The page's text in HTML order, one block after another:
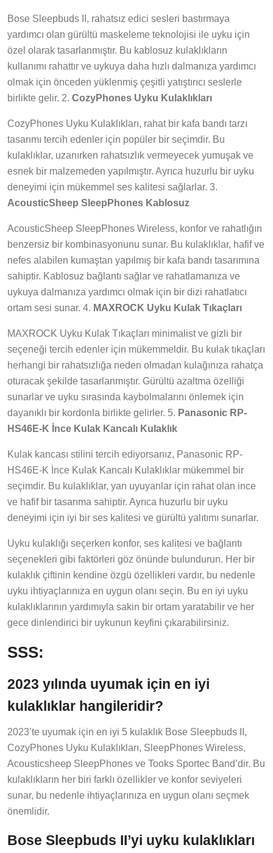
Bose Sleepbuds II, rahatsız edici sesleri bastırmaya
yardımcı olan gürültü maskeleme teknolojisi ile uyku için
özel olarak tasarlanmıştır. Bu kablosuz kulaklıkların
kullanımı rahattır ve uykuya daha hızlı dalmanıza yardımcı
olmak için önceden yüklenmiş çeşitli yatıştırıcı seslerle
birlikte gelir. 2. CozyPhones Uyku Kulaklıkları
CozyPhones Uyku Kulaklıkları, rahat bir kafa bandı tarzı
tasarımı tercih edenler için popüler bir seçimdir. Bu
kulaklıklar, uzanırken rahatsızlık vermeyecek yumuşak ve
esnek bir malzemeden yapılmıştır. Ayrıca huzurlu bir uyku
deneyimi için mükemmel ses kalitesi sağlarlar. 3.
AcousticSheep SleepPhones Kablosuz
AcousticSheep SleepPhones Wireless, konfor ve rahatlığın
benzersiz bir kombinasyonunu sunar. Bu kulaklıklar, hafif ve
nefes alabilen kumaştan yapılmış bir kafa bandı tasarımına
sahiptir. Kablosuz bağlantı sağlar ve rahatlamanıza ve
uykuya dalmanıza yardımcı olmak için bir dizi rahatlatıcı
ortam sesi sunar. 4. MAXROCK Uyku Kulak Tıkaçları
MAXROCK Uyku Kulak Tıkaçları minimalist ve gizli bir
seçeneği tercih edenler için mükemmeldir. Bu kulak tıkaçları
herhangi bir rahatsızlığa neden olmadan kulağınıza rahatça
oturacak şekilde tasarlanmıştır. Gürültü azaltma özelliği
sunarlar ve uyku sırasında kaybolmalarını önlemek için
dayanıklı bir kordonla birlikte gelirler. 5. Panasonic RP-
HS46E-K İnce Kulak Kancalı Kulaklık
Kulak kancası stilini tercih ediyorsanız, Panasonic RP-
HS46E-K İnce Kulak Kancalı Kulaklıklar mükemmel bir
seçimdir. Bu kulaklıklar, yan uyuyanlar için rahat olan ince
ve hafif bir tasarıma sahiptir. Ayrıca huzurlu bir uyku
deneyimi için iyi bir ses kalitesi ve gürültü yalıtımı sunarlar.
Uyku kulaklığı seçerken konfor, ses kalitesi ve bağlantı
seçenekleri gibi faktörleri göz önünde bulundurun. Her bir
kulaklık çiftinin kendine özgü özellikleri vardır, bu nedenle
uyku ihtiyaçlarınıza en uygun olanı seçin. Bu en iyi uyku
kulaklıklarının yardımıyla sakin bir ortam yaratabilir ve her
gece dinlendirici bir uykunun keyfini çıkarabilirsiniz.
SSS:
2023 yılında uyumak için en iyi
kulaklıklar hangileridir?
2023’te uyumak için en iyi 5 kulaklık Bose Sleepbuds II,
CozyPhones Uyku Kulaklıkları, SleepPhones Wireless,
Acousticsheep SleepPhones ve Tooks Sportec Band’dir. Bu
kulaklıkların her biri farklı özellikler ve konfor seviyeleri
sunar, bu nedenle ihtiyaçlarınıza en uygun olanı seçmek
önemlidir.
Bose Sleepbuds II’yi uyku kulaklıkları